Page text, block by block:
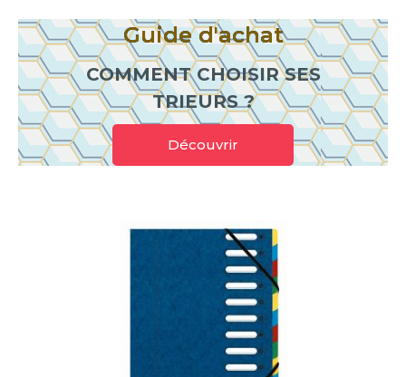
Guide d'achat
COMMENT CHOISIR SES
TRIEURS ?
Découvrir